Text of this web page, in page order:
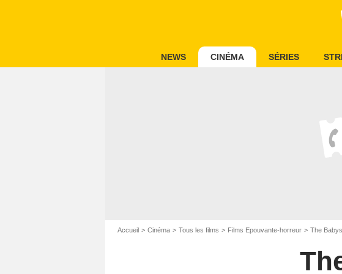
NEWS CINÉMA SÉRIES
Accueil Cinéma Tous les films Films Epouvante-horreur The